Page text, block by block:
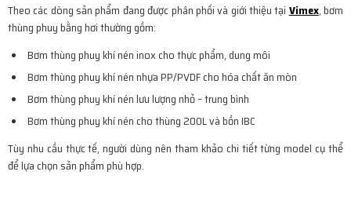
Theo các dòng sản phẩm đang được phân phối và giới thiệu tại Vimex, bơm
thùng phuy bằng hơi thường gồm:
Bơm thùng phuy khí nén inox cho thực phẩm, dung môi
Bơm thùng phuy khí nén nhựa PP/PVDF cho hóa chất ăn mòn
Bơm thùng phuy khí nén lưu lượng nhỏ – trung bình
Bơm thùng phuy khí nén cho thùng 200L và bồn IBC
Tùy nhu cầu thực tế, người dùng nên tham khảo chi tiết từng model cụ thể
để lựa chọn sản phẩm phù hợp.